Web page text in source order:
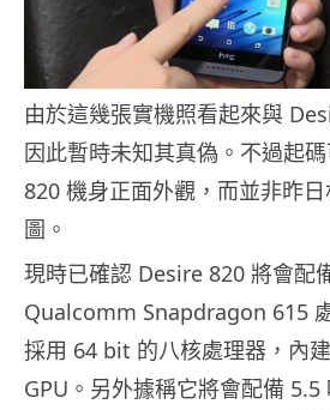
由於這幾張實機照看起來與
因此暫時未知其真偽。不過起
820 機身正面外觀，而並非昨
圖。
現時已確認 Desire 820 將會配
Qualcomm Snapdragon 615
採用 64 bit 的八核處理器，內
GPU。另外據稱它將會配備